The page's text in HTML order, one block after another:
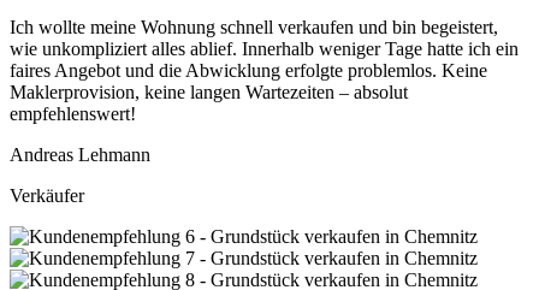
Ich wollte meine Wohnung schnell verkaufen und bin begeistert,
wie unkompliziert alles ablief. Innerhalb weniger Tage hatte ich ein
faires Angebot und die Abwicklung erfolgte problemlos. Keine
Maklerprovision, keine langen Wartezeiten – absolut
empfehlenswert!
Andreas Lehmann
Verkäufer